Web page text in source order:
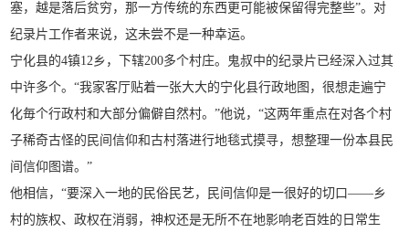
塞，越是落后贫穷，那一方传统的东西更可能被保留得完整些”。对
纪录片工作者来说，这未尝不是一种幸运。
宁化县的4镇12乡，下辖200多个村庄。鬼叔中的纪录片已经深入过其
中许多个。“我家客厅贴着一张大大的宁化县行政地图，很想走遍宁
化毎个行政村和大部分偏僻自然村。”他说，“这两年重点在对各个村
子稀奇古怪的民间信仰和古村落进行地毯式摸寻，想整理一份本县民
间信仰图谱。”
他相信，“要深入一地的民俗民艺，民间信仰是一很好的切口——乡
村的族权、政权在消弱，神权还是无所不在地影响老百姓的日常生